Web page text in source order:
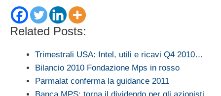
Related Posts:
Trimestrali USA: Intel, utili e ricavi Q4 2010…
Bilancio 2010 Fondazione Mps in rosso
Parmalat conferma la guidance 2011